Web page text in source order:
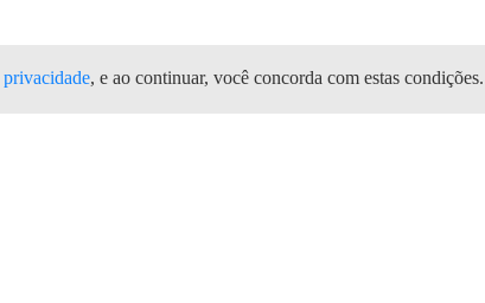
, e ao continuar, você concorda com estas condições.